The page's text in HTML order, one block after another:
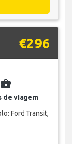
€296
business_center
de viagem
Ford Transit,